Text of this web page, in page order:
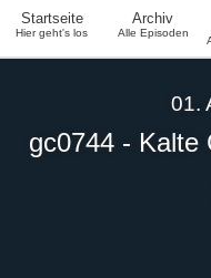
Startseite
Hier geht's los
Archiv
Alle Episoden
01.
gc0744 - Kalte